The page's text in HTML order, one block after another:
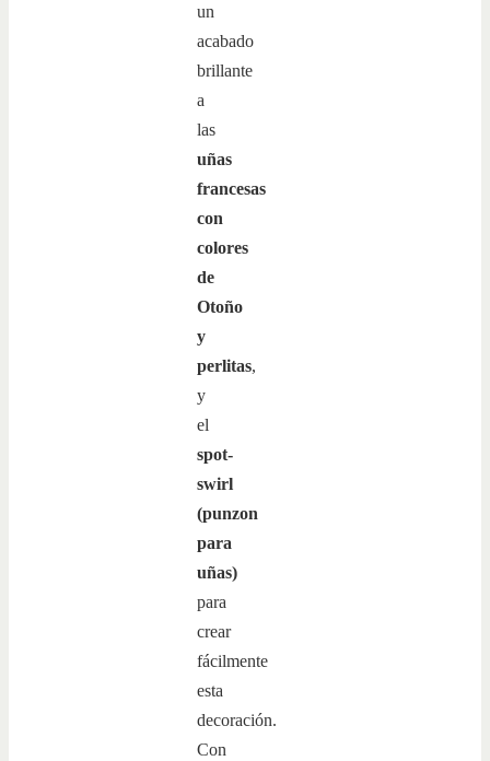
un
acabado
brillante
a
las
uñas
francesas
con
colores
de
Otoño
y
perlitas,
y
el
spot-
swirl
(punzon
para
uñas)
para
crear
fácilmente
esta
decoración.
Con